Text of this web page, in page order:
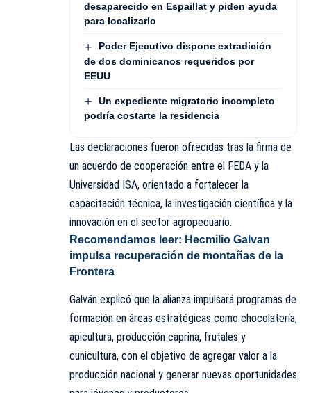
desaparecido en Espaillat y piden ayuda
para localizarlo
Poder Ejecutivo dispone extradición
de dos dominicanos requeridos por
EEUU
Un expediente migratorio incompleto
podría costarte la residencia
Las declaraciones fueron ofrecidas tras la firma de
un acuerdo de cooperación entre el FEDA y la
Universidad ISA, orientado a fortalecer la
capacitación técnica, la investigación científica y la
innovación en el sector agropecuario.
Recomendamos leer: Hecmilio Galvan
impulsa recuperación de montañas de la
Frontera
Galván explicó que la alianza impulsará programas de
formación en áreas estratégicas como chocolatería,
apicultura, producción caprina, frutales y
cunicultura, con el objetivo de agregar valor a la
producción nacional y generar nuevas oportunidades